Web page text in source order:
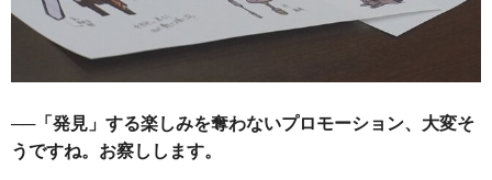
──「発見」する楽しみを奪わないプロモーション、大変そ
うですね。お察しします。